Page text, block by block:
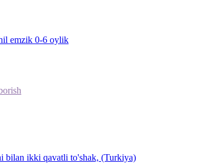
emzik 0-6 oylik
bilan ikki qavatli to'shak, (Turkiya)